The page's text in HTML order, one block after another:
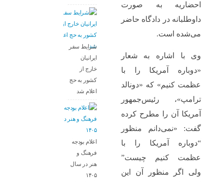
احضاریه به صورت
داوطلبانه در دادگاه حاضر
می‌شده است.
وی با اشاره به شعار
«دوباره آمریکا را با
عظمت کنیم» که «دونالد
ترامپ»، رئیس‌جمهور
آمریکا آن را مطرح کرده
گفت: «نمی‌دانم منظور
“دوباره آمریکا را با
عظمت کنیم چیست”
ولی اگر منظور آن این
شرایط سفر
ایرانیان
خارج از
کشور به حج
اعلام شد
اعلام بودجه
فرهنگ و
هنر در سال
۱۴۰۵